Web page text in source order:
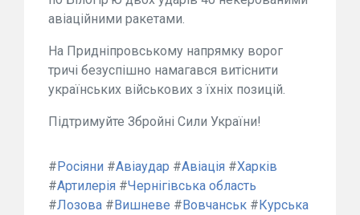
авіаційними ракетами.
На Придніпровському напрямку ворог
тричі безуспішно намагався витіснити
українських військових з їхніх позицій.
Підтримуйте Збройні Сили України!
#Росіяни #Авіаудар #Авіація #Харків
#Артилерія #Чернігівська область
#Лозова #Вишневе #Вовчанськ #Курська